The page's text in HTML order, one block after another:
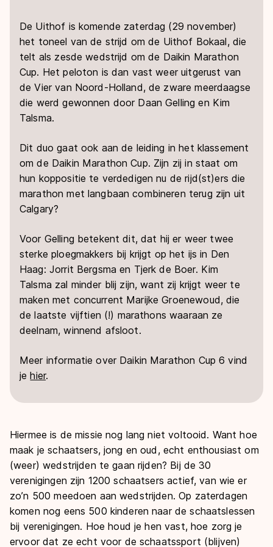
De Uithof is komende zaterdag (29 november)
het toneel van de strijd om de Uithof Bokaal, die
telt als zesde wedstrijd om de Daikin Marathon
Cup. Het peloton is dan vast weer uitgerust van
de Vier van Noord-Holland, de zware meerdaagse
die werd gewonnen door Daan Gelling en Kim
Talsma.
Dit duo gaat ook aan de leiding in het klassement
om de Daikin Marathon Cup. Zijn zij in staat om
hun koppositie te verdedigen nu de rijd(st)ers die
marathon met langbaan combineren terug zijn uit
Calgary?
Voor Gelling betekent dit, dat hij er weer twee
sterke ploegmakkers bij krijgt op het ijs in Den
Haag: Jorrit Bergsma en Tjerk de Boer. Kim
Talsma zal minder blij zijn, want zij krijgt weer te
maken met concurrent Marijke Groenewoud, die
de laatste vijftien (!) marathons waaraan ze
deelnam, winnend afsloot.
Meer informatie over Daikin Marathon Cup 6 vind
jehier.
Hiermee is de missie nog lang niet voltooid. Want hoe
maak je schaatsers, jong en oud, echt enthousiast om
(weer) wedstrijden te gaan rijden? Bij de 30
verenigingen zijn 1200 schaatsers actief, van wie er
zo’n 500 meedoen aan wedstrijden. Op zaterdagen
komen nog eens 500 kinderen naar de schaatslessen
bij verenigingen. Hoe houd je hen vast, hoe zorg je
ervoor dat ze echt voor de schaatssport (blijven)